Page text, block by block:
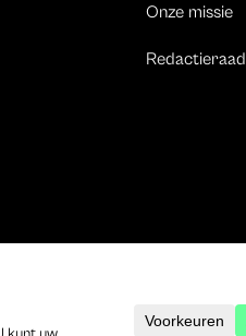
Onze missie
Redactieraad